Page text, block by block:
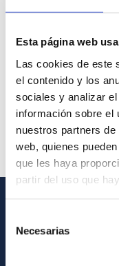
Esta página web
Las cookies de este
el contenido y los
sociales y analizar
información sobre el
nuestros partners
web, quienes
que les haya
partir del uso que
Necesarias